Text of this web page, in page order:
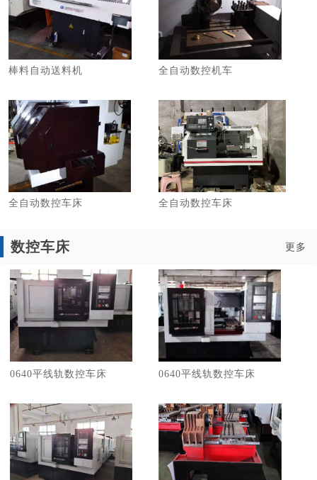
棒料自动送料机 全自动数控机车
全自动数控车床 全自动数控车床
数控车床 更多
0640平线轨数控车床 0640平线轨数控车床